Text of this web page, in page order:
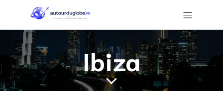
Ibiza